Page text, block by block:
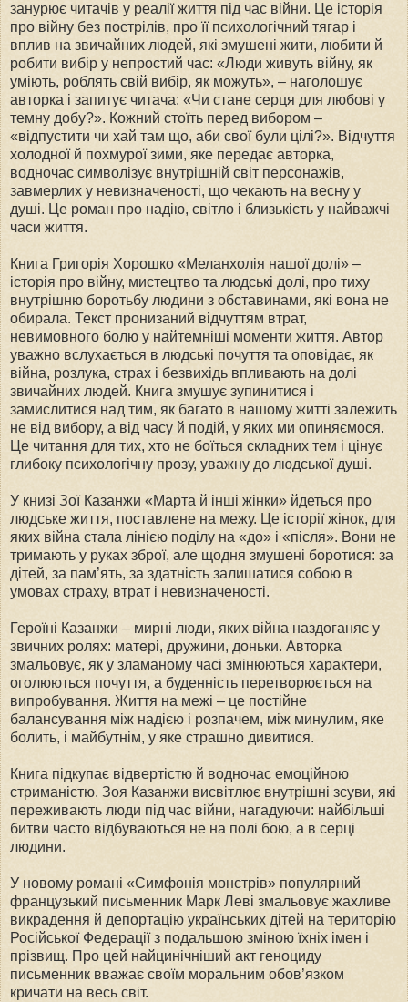
занурює читачів у реалії життя під час війни. Це історія
про війну без пострілів, про її психологічний тягар і
вплив на звичайних людей, які змушені жити, любити й
робити вибір у непростий час: «Люди живуть війну, як
уміють, роблять свій вибір, як можуть», – наголошує
авторка і запитує читача: «Чи стане серця для любові у
темну добу?». Кожний стоїть перед вибором –
«відпустити чи хай там що, аби свої були цілі?». Відчуття
холодної й похмурої зими, яке передає авторка,
водночас символізує внутрішній світ персонажів,
завмерлих у невизначеності, що чекають на весну у
душі. Це роман про надію, світло і близькість у найважчі
часи життя.
Книга Григорія Хорошко «Меланхолія нашої долі» –
історія про війну, мистецтво та людські долі, про тиху
внутрішню боротьбу людини з обставинами, які вона не
обирала. Текст пронизаний відчуттям втрат,
невимовного болю у найтемніші моменти життя. Автор
уважно вслухається в людські почуття та оповідає, як
війна, розлука, страх і безвихідь впливають на долі
звичайних людей. Книга змушує зупинитися і
замислитися над тим, як багато в нашому житті залежить
не від вибору, а від часу й подій, у яких ми опиняємося.
Це читання для тих, хто не боїться складних тем і цінує
глибоку психологічну прозу, уважну до людської душі.
У книзі Зої Казанжи «Марта й інші жінки» йдеться про
людське життя, поставлене на межу. Це історії жінок, для
яких війна стала лінією поділу на «до» і «після». Вони не
тримають у руках зброї, але щодня змушені боротися: за
дітей, за пам’ять, за здатність залишатися собою в
умовах страху, втрат і невизначеності.
Героїні Казанжи – мирні люди, яких війна наздоганяє у
звичних ролях: матері, дружини, доньки. Авторка
змальовує, як у зламаному часі змінюються характери,
оголюються почуття, а буденність перетворюється на
випробування. Життя на межі – це постійне
балансування між надією і розпачем, між минулим, яке
болить, і майбутнім, у яке страшно дивитися.
Книга підкупає відвертістю й водночас емоційною
стриманістю. Зоя Казанжи висвітлює внутрішні зсуви, які
переживають люди під час війни, нагадуючи: найбільші
битви часто відбуваються не на полі бою, а в серці
людини.
У новому романі «Симфонія монстрів» популярний
французький письменник Марк Леві змальовує жахливе
викрадення й депортацію українських дітей на територію
Російської Федерації з подальшою зміною їхніх імен і
прізвищ. Про цей найцинічніший акт геноциду
письменник вважає своїм моральним обов’язком
кричати на весь світ.